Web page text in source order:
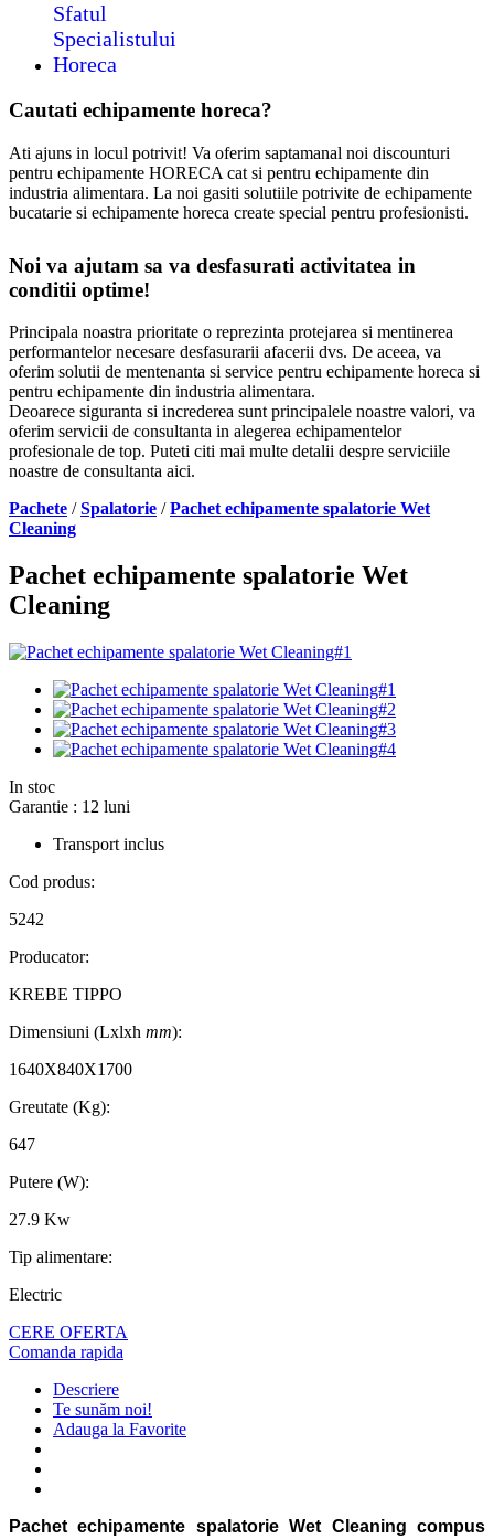
Sfatul
Specialistului
Horeca
Cautati echipamente horeca?
Ati ajuns in locul potrivit! Va oferim saptamanal noi discounturi
pentru echipamente HORECA cat si pentru echipamente din
industria alimentara. La noi gasiti solutiile potrivite de echipamente
bucatarie si echipamente horeca create special pentru profesionisti.
Noi va ajutam sa va desfasurati activitatea in
conditii optime!
Principala noastra prioritate o reprezinta protejarea si mentinerea
performantelor necesare desfasurarii afacerii dvs. De aceea, va
oferim solutii de mentenanta si service pentru echipamente horeca si
pentru echipamente din industria alimentara.
Deoarece siguranta si increderea sunt principalele noastre valori, va
oferim servicii de consultanta in alegerea echipamentelor
profesionale de top. Puteti citi mai multe detalii despre serviciile
noastre de consultanta aici.
Pachete /Spalatorie /Pachet echipamente spalatorie Wet
Cleaning
Pachet echipamente spalatorie Wet
Cleaning
In stoc
Garantie : 12 luni
Transport inclus
Cod produs:
5242
Producator:
KREBE TIPPO
Dimensiuni (Lxlxh mm):
1640X840X1700
Greutate (Kg):
647
Putere (W):
27.9 Kw
Tip alimentare:
Electric
CERE OFERTA
Comanda rapida
Descriere
Te sunăm noi!
Adauga la Favorite
Pachet echipamente spalatorie Wet Cleaning compus